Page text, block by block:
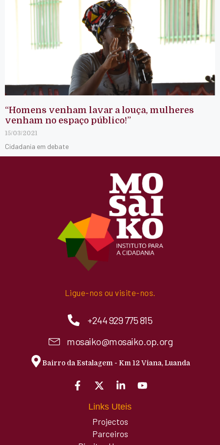
“Homens venham lavar a louça, mulheres
venham no espaço público!”
15/03/2021
Cidadania em debate
Ligue-nos ou visite-nos.
+244 929 775 815
mosaiko@mosaiko.op.org
Bairro da Estalagem - Km 12 Viana, Luanda
Links Uteis
Projectos
Parceiros